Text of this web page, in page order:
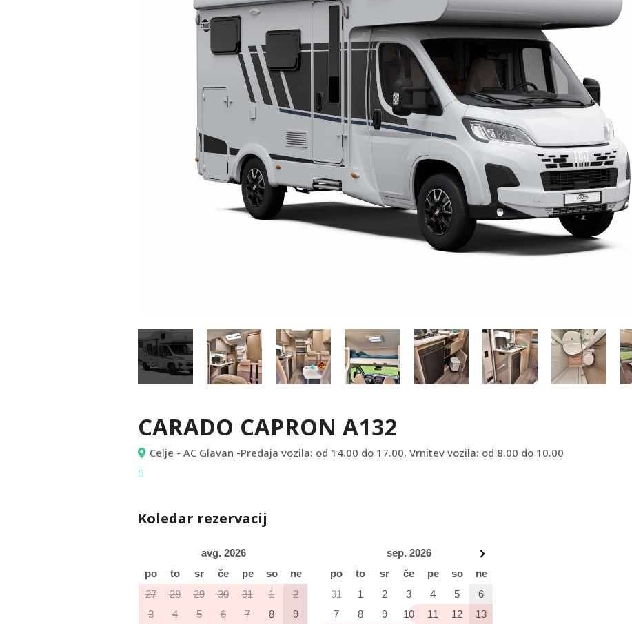
CARADO CAPRON A132
Celje - AC Glavan -Predaja vozila: od 14.00 do 17.00, Vrnitev vozila: od 8.00 do 10.00
Koledar rezervacij
avg. 2026
po
to sr če pe so
ne
27
28 29 30 31 1
2
3
4 5 6 7 8
9
sep. 2026
po
to sr če pe so
ne
31
1 2 3 4 5
6
7
8 9 10 11 12
13